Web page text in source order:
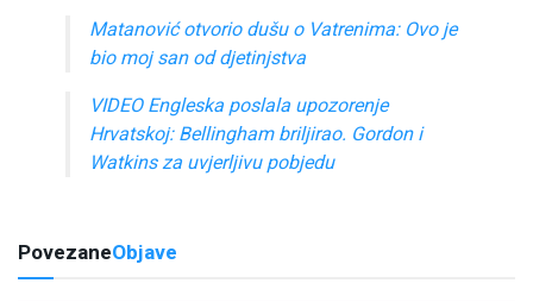
Matanović otvorio dušu o Vatrenima: Ovo je
bio moj san od djetinjstva
VIDEO Engleska poslala upozorenje
Hrvatskoj: Bellingham briljirao. Gordon i
Watkins za uvjerljivu pobjedu
PovezaneObjave